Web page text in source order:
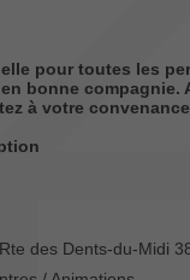
pour toutes les
bonne compagnie.
à votre
des Dents-du-Midi